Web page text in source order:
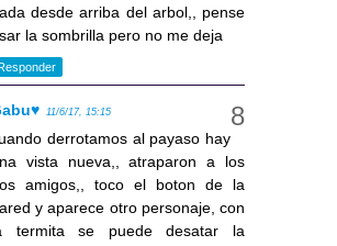
desde arriba del arbol,, pense
la sombrilla pero no me deja
11/6/17, 15:15
derrotamos al payaso hay
vista nueva,, atraparon a los
amigos,, toco el boton de la
y aparece otro personaje, con
termita se puede desatar la